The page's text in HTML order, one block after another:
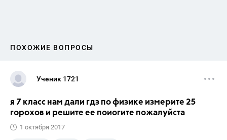
ПОХОЖИЕ ВОПРОСЫ
Ученик 1721
я 7 класс нам дали гдз по физике измерите 25
горохов и решите ее поиогите пожалуйста
1 октября 2017